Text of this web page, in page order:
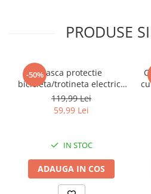
PRODUSE
-50%Casca protectie
bicicleta/trotineta electrica
FIXATO, Unisex, cu viziera
detasabila, usoara si
aerodinamica, marime
Neagra
119,99 Lei
59,99 Lei
IN STOC
ADAUGA IN COS